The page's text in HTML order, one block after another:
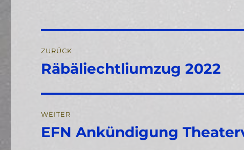
ZURÜCK
Vorheriger
Räbäliechtliumzug 2022
WEITER
Nächster
EFN Ankündigung